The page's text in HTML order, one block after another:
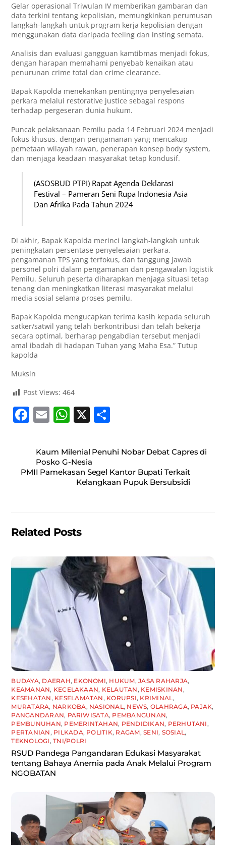
Gelar operasional Triwulan IV memberikan gambaran dan
data terkini tentang kepolisian, memungkinkan perumusan
langkah-langkah untuk program kerja kepolisian dengan
menggunakan data daripada feeling dan insting semata.
Analisis dan evaluasi gangguan kamtibmas menjadi fokus,
dengan harapan memahami penyebab kenaikan atau
penurunan crime total dan crime clearance.
Bapak Kapolda menekankan pentingnya penyelesaian
perkara melalui restorative justice sebagai respons
terhadap pergeseran dunia hukum.
Puncak pelaksanaan Pemilu pada 14 Februari 2024 menjadi
fokus khusus, dengan pengamanan yang mencakup
pemetaan wilayah rawan, penerapan konsep body system,
dan menjaga keadaan masyarakat tetap kondusif.
(ASOSBUD PTPI) Rapat Agenda Deklarasi
Festival – Pameran Seni Rupa Indonesia Asia
Dan Afrika Pada Tahun 2024
Di akhir, Bapak Kapolda merinci langkah-langkah untuk
peningkatan persentase penyelesaian perkara,
pengamanan TPS yang terfokus, dan tanggung jawab
personel polri dalam pengamanan dan pengawalan logistik
Pemilu. Seluruh peserta diharapkan menjaga situasi tetap
tenang dan meningkatkan literasi masyarakat melalui
media sosial selama proses pemilu.
Bapak Kapolda mengucapkan terima kasih kepada seluruh
satker/satwil yang telah berkontribusi dan telah bekerja
secara optimal, berharap pengabdian tersebut menjadi
amal ibadah di hadapan Tuhan yang Maha Esa.” Tutup
kapolda
Muksin
Post Views: 464
F
c
e
b
k
E
ai
l
W
at
s
A
X
ar
Kaum Milenial Penuhi Nobar Debat Capres di
Posko G-Nesia
PMII Pamekasan Segel Kantor Bupati Terkait
Kelangkaan Pupuk Bersubsidi
Related Posts
BUDAYA, DAERAH, EKONOMI, HUKUM,JASA RAHARJA,
KEAMANAN, KECELAKAAN, KELAUTAN, KEMISKINAN,
KESEHATAN, KESELAMATAN, KORUPSI, KRIMINAL,
MURATARA, NARKOBA, NASIONAL, NEWS, OLAHRAGA, PAJAK,
PANGANDARAN, PARIWISATA, PEMBANGUNAN,
PEMBUNUHAN, PEMERINTAHAN, PENDIDIKAN, PERHUTANI,
PERTANIAN, PILKADA, POLITIK, RAGAM,SENI, SOSIAL,
TEKNOLOGI,TNI/POLRI
RSUD Pandega Pangandaran Edukasi Masyarakat
tentang Bahaya Anemia pada Anak Melalui Program
NGOBATAN